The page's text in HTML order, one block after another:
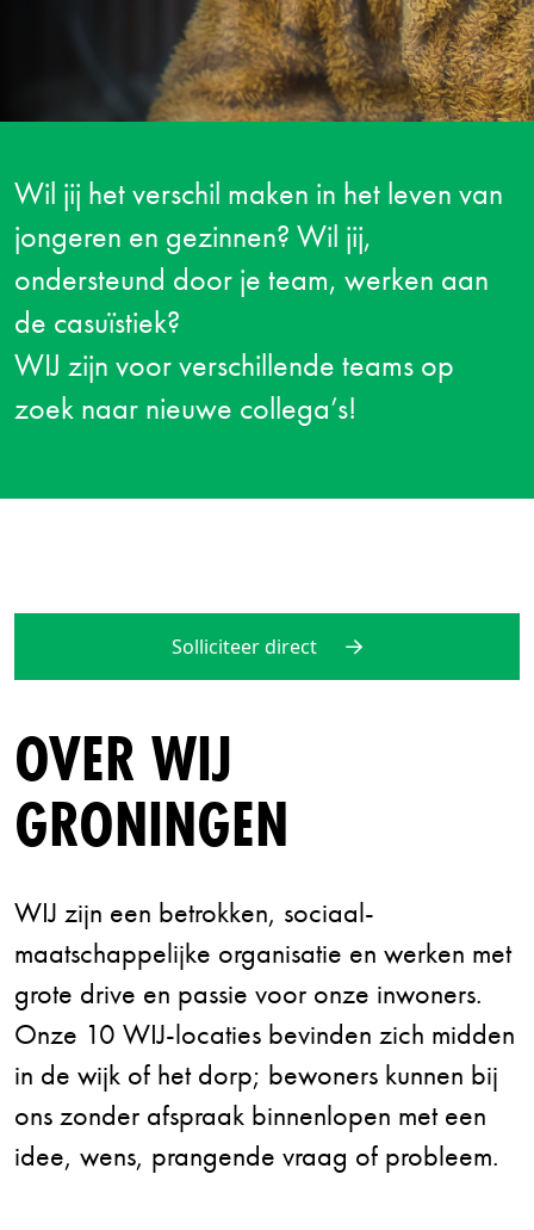
Wil jij het verschil maken in het leven van
jongeren en gezinnen? Wil jij,
ondersteund door je team, werken aan
de casuïstiek?
WIJ zijn voor verschillende teams op
zoek naar nieuwe collega’s!
Solliciteer direct
OVER WIJ
GRONINGEN
WIJ zijn een betrokken, sociaal-
maatschappelijke organisatie en werken met
grote drive en passie voor onze inwoners.
Onze 10 WIJ-locaties bevinden zich midden
in de wijk of het dorp; bewoners kunnen bij
ons zonder afspraak binnenlopen met een
idee, wens, prangende vraag of probleem.